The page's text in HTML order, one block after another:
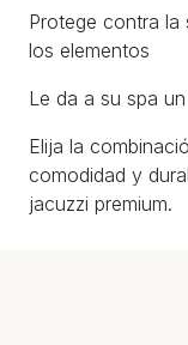
Protege contra
los elementos
Le da a su spa
Elija la
comodidad y
jacuzzi premium.